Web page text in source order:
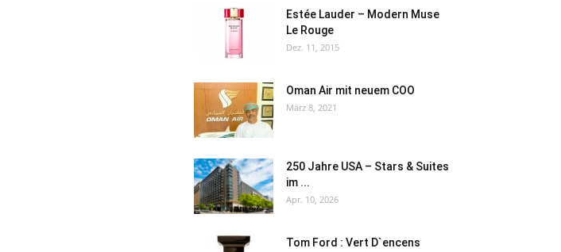
Estée Lauder – Modern Muse
Le Rouge
Dez. 11, 2015
Oman Air mit neuem COO
März 8, 2021
250 Jahre USA – Stars & Suites
im ...
Apr. 10, 2026
Tom Ford : Vert D`encens